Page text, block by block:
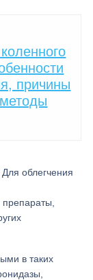
причины
. Для облегчения
в таких